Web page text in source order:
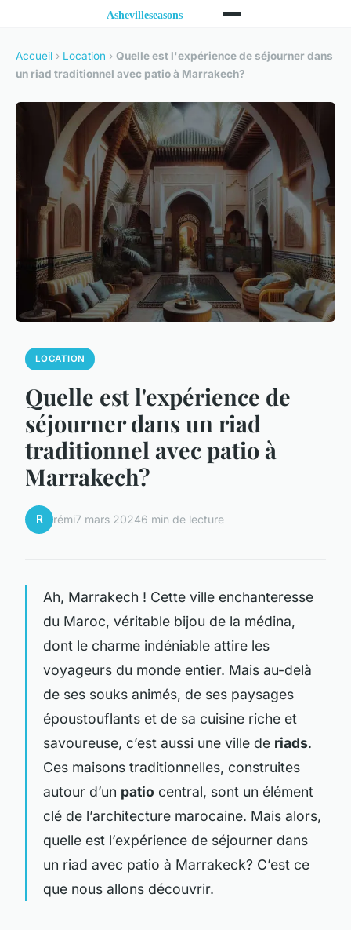
Accueil › Location › Quelle est l'expérience de séjourner dans
un riad traditionnel avec patio à Marrakech?
LOCATION
Quelle est l'expérience de
séjourner dans un riad
traditionnel avec patio à
Marrakech?
R rémi7 mars 20246 min de lecture
Ah, Marrakech ! Cette ville enchanteresse
du Maroc, véritable bijou de la médina,
dont le charme indéniable attire les
voyageurs du monde entier. Mais au-delà
de ses souks animés, de ses paysages
époustouflants et de sa cuisine riche et
savoureuse, c’est aussi une ville de riads.
Ces maisons traditionnelles, construites
autour d’un patio central, sont un élément
clé de l’architecture marocaine. Mais alors,
quelle est l’expérience de séjourner dans
un riad avec patio à Marrakeck? C’est ce
que nous allons découvrir.